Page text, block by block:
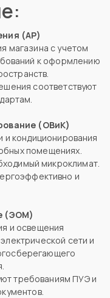
(АР)
магазина с учетом
к оформлению
соответствуют
(ОВиК)
и кондиционирования
помещениях.
микроклимат.
и
(ЭОМ)
и освещения
сети и
требованиям ПУЭ и